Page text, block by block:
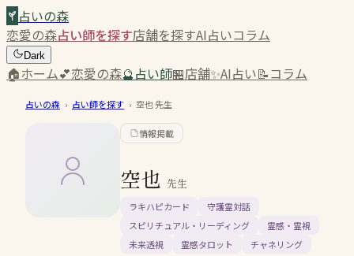
占いの森
恋愛の森占い師を探す店舗を探すAI占いコラム
Dark
🏠ホーム💕恋愛の森🔮占い師🏪店舗✨AI占い📝コラム
占いの森 › 占い師を探す › 空也先生
情報掲載
空也 先生
ラキハピカード
守護霊対話
スピリチュアル・リーディング
霊感・霊視
未来透視
霊感タロット チャネリング